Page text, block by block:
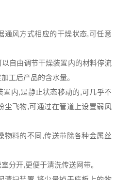
通风方式相应的干燥状态,可任意
以自由调节干燥装置内的材料停流
工后产品的含水量。
置内,是静止状态移动的,可几乎不
尘飞物,可通过在管道上设置弱风
物料的不同 ,传送带除各种金属丝
分开,更便于清洗传送网带。